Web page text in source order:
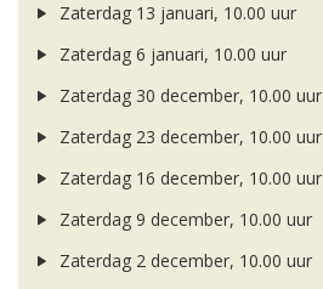
Zaterdag 13 januari, 10.00 uur
Zaterdag 6 januari, 10.00 uur
Zaterdag 30 december, 10.00 uur
Zaterdag 23 december, 10.00 uur
Zaterdag 16 december, 10.00 uur
Zaterdag 9 december, 10.00 uur
Zaterdag 2 december, 10.00 uur